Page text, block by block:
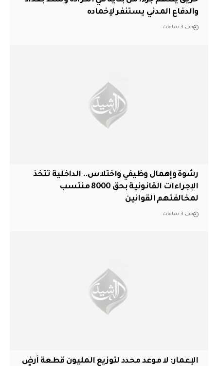
والدفاع المدني يستنفر لإخماده
قبل 3 ساعات
رشوة وإهمال وظيفي واختلاس.. الداخلية تتخذ
الإجراءات القانونية بحق 8000 منتسب
لمخالفتهم القوانين
قبل 3 ساعات
الإعمار: لا موعد محدد لتوزيع المليون قطعة أرضٍ